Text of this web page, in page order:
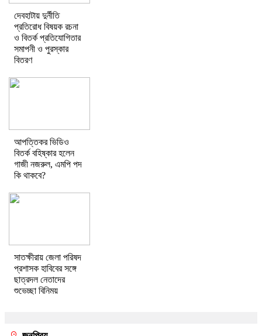
দেবহাটায় দুর্নীতি
প্রতিরোধ বিষয়ক রচনা
ও বিতর্ক প্রতিযোগিতার
সমাপনী ও পুরস্কার
বিতরণ
আপত্তিকর ভিডিও
বিতর্ক বহিষ্কার হলেন
গাজী নজরুল, এমপি পদ
কি থাকবে?
সাতক্ষীরায় জেলা পরিষদ
প্রশাসক হাবিবের সঙ্গে
ছাত্রদল নেতাদের
শুভেচ্ছা বিনিময়